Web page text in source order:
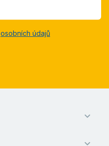
osobních údajů